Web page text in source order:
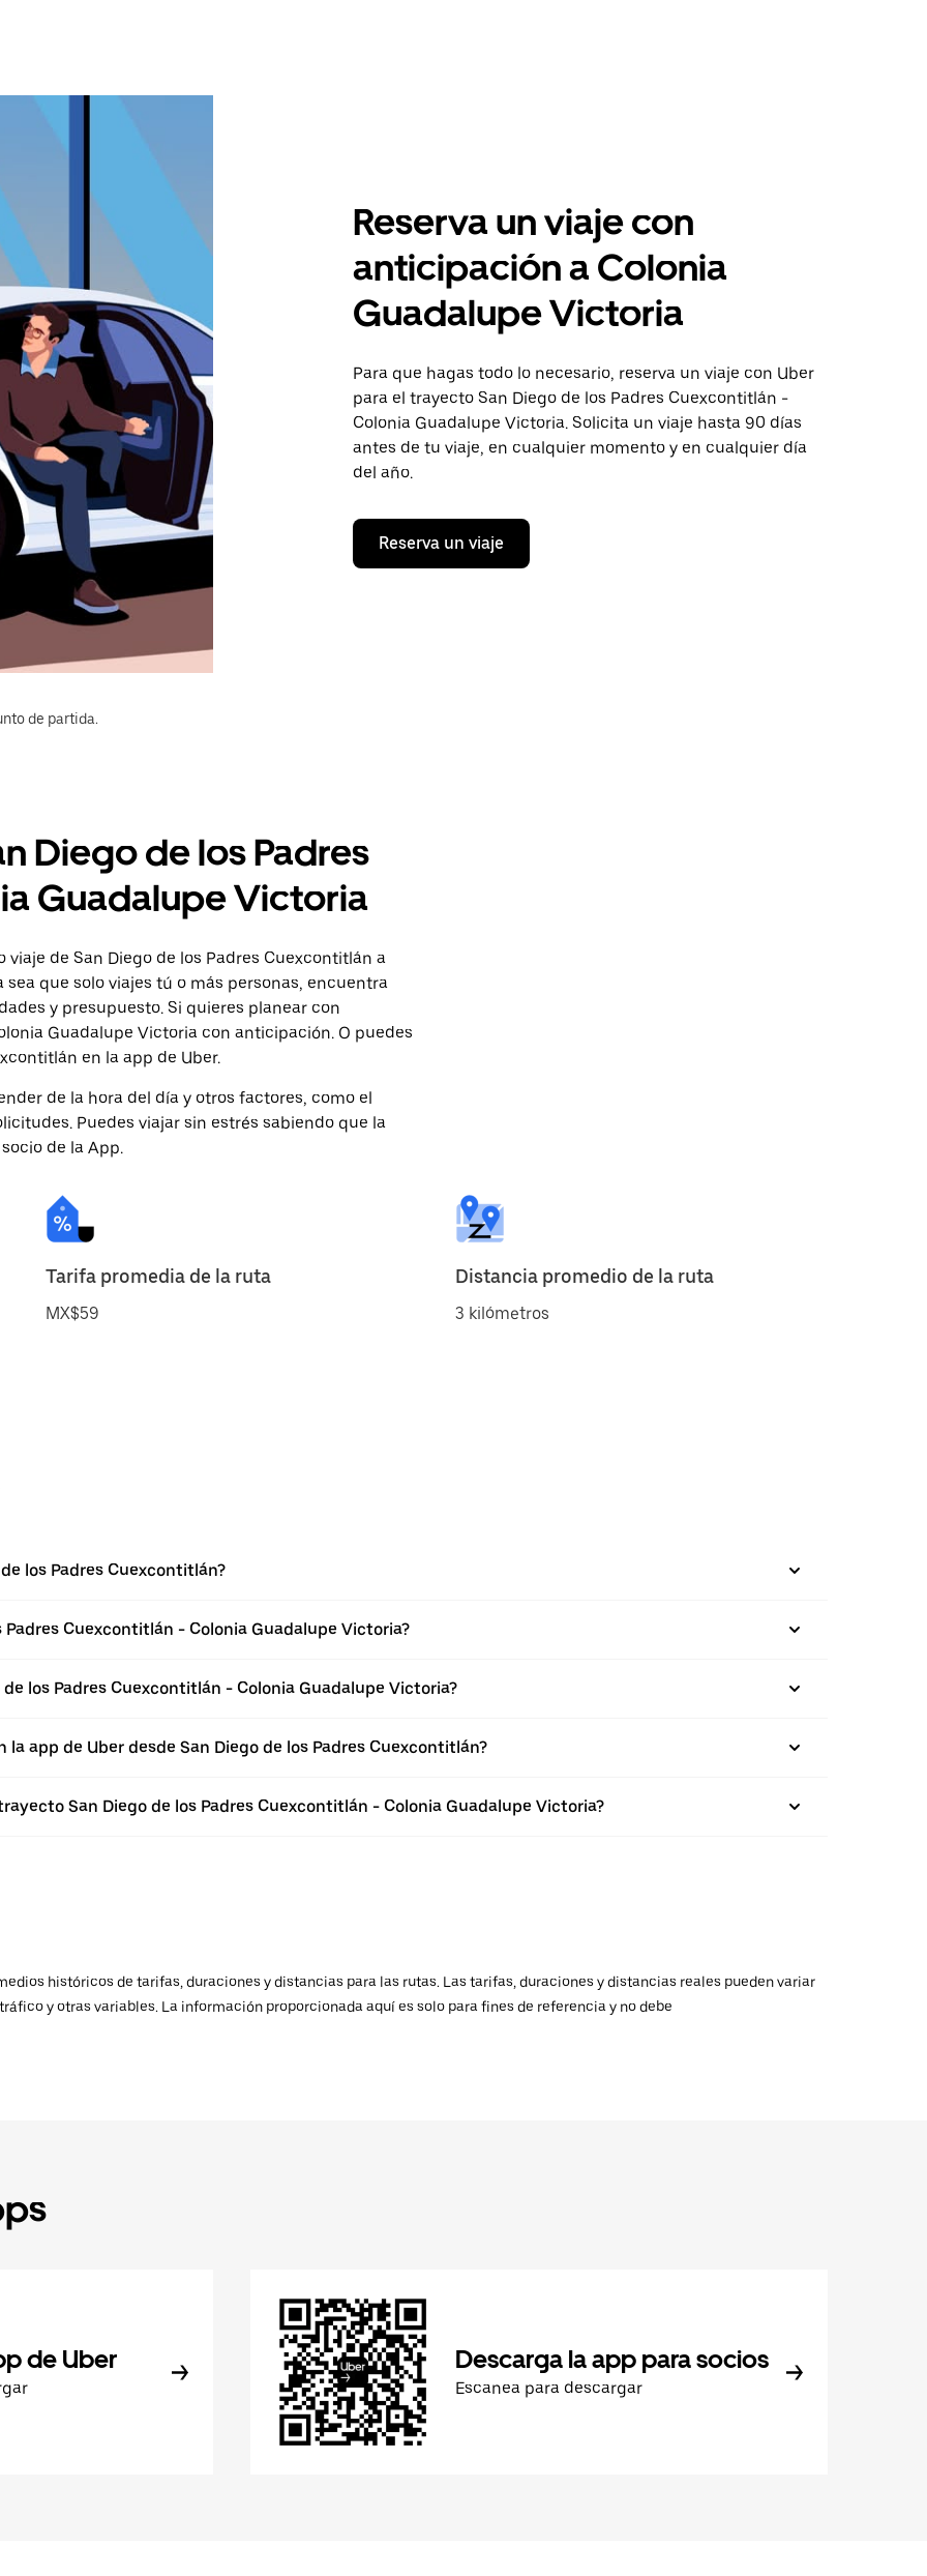
Reserva un viaje con
anticipación a Colonia
Guadalupe Victoria
Para que hagas todo lo necesario, reserva un viaje con Uber
para el trayecto San Diego de los Padres Cuexcontitlán -
Colonia Guadalupe Victoria. Solicita un viaje hasta 90 días
antes de tu viaje, en cualquier momento y en cualquier día
del año.
Reserva un viaje
de partida.
Diego de los Padres
Guadalupe Victoria
de San Diego de los Padres Cuexcontitlán a
que solo viajes tú o más personas, encuentra
y presupuesto. Si quieres planear con
Guadalupe Victoria con anticipación. O puedes
en la app de Uber.
de la hora del día y otros factores, como el
Puedes viajar sin estrés sabiendo que la
de la App.
Tarifa promedia de la ruta
MX$59
Distancia promedio de la ruta
3 kilómetros
los Padres Cuexcontitlán?
Cuexcontitlán - Colonia Guadalupe Victoria?
los Padres Cuexcontitlán - Colonia Guadalupe Victoria?
app de Uber desde San Diego de los Padres Cuexcontitlán?
San Diego de los Padres Cuexcontitlán - Colonia Guadalupe Victoria?
históricos de tarifas, duraciones y distancias para las rutas. Las tarifas, duraciones y distancias reales pueden variar
y otras variables. La información proporcionada aquí es solo para fines de referencia y no debe
de Uber Descarga la app para socios
Escanea para descargar